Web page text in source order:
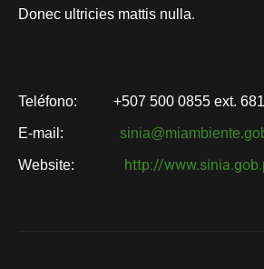
Donec ultricies mattis nulla.
Teléfono: +507 500 0855 ext.
E-mail:
Website: http://